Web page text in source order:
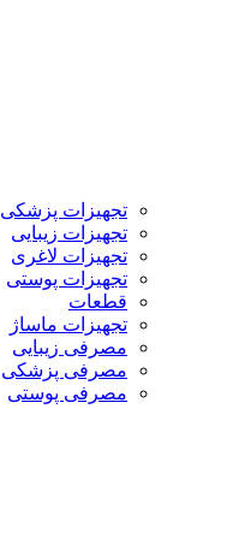
تجهیزات پزشکی
تجهیزات زیبایی
تجهیزات لاغری
تجهیزات پوستی
قطعات
تجهیزات ماساژ
مصرفی زیبایی
مصرفی پزشکی
مصرفی پوستی